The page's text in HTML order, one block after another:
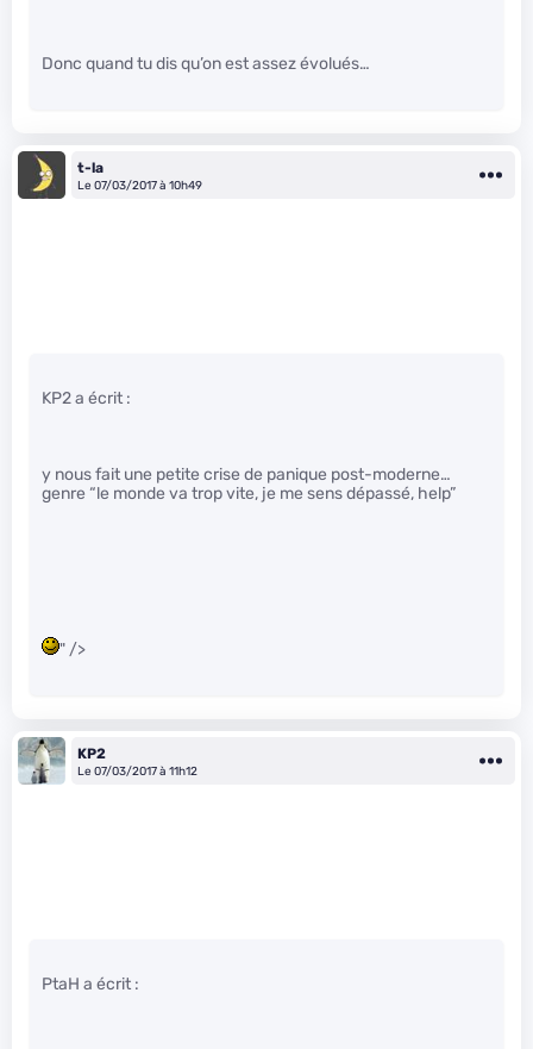
Donc quand tu dis qu’on est assez évolués…
t-la
Le 07/03/2017 à 10h49
KP2 a écrit :
y nous fait une petite crise de panique post-moderne…
genre “le monde va trop vite, je me sens dépassé, help”
" />
KP2
Le 07/03/2017 à 11h12
PtaH a écrit :